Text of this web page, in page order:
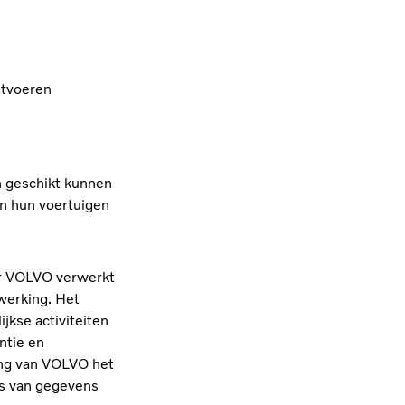
kunnen
hun voertuigen
verwerkt
Het
activiteiten
en
van VOLVO het
van gegevens